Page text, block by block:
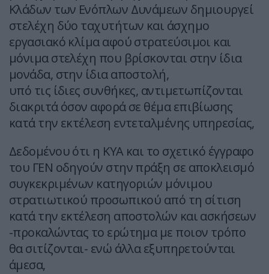
Κλάδων των Ενόπλων Δυνάμεων δημιουργεί
στελέχη δύο ταχυτήτων και άσχημο
εργασιακό κλίμα αφού στρατεύσιμοι και
μόνιμα στελέχη που βρίσκονται στην ίδια
μονάδα, στην ίδια αποστολή,
υπό τις ίδιες συνθήκες, αντιμετωπίζονται
διακριτά όσον αφορά σε θέμα επιβίωσης
κατά την εκτέλεση εντεταλμένης υπηρεσίας,
Δεδομένου ότι η ΚΥΑ και το σχετικό έγγραφο
του ΓΕΝ οδηγούν στην πράξη σε αποκλεισμό
συγκεκριμένων κατηγοριών μόνιμου
στρατιωτικού προσωπικού από τη σίτιση
κατά την εκτέλεση αποστολών και ασκήσεων
-προκαλώντας το ερώτημα με ποιον τρόπο
θα σιτίζονται- ενώ άλλα εξυπηρετούνται
άμεσα,